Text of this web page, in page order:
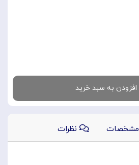
افزودن به سبد خرید
مشخصات نظرات